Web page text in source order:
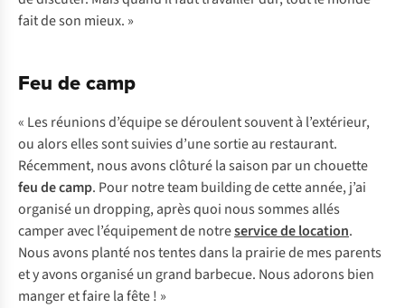
fait de son mieux. »
Feu de camp
« Les réunions d’équipe se déroulent souvent à l’extérieur,
ou alors elles sont suivies d’une sortie au restaurant.
Récemment, nous avons clôturé la saison par un chouette
feu de camp. Pour notre team building de cette année, j’ai
organisé un dropping, après quoi nous sommes allés
camper avec l’équipement de notreservice de location.
Nous avons planté nos tentes dans la prairie de mes parents
et y avons organisé un grand barbecue. Nous adorons bien
manger et faire la fête ! »